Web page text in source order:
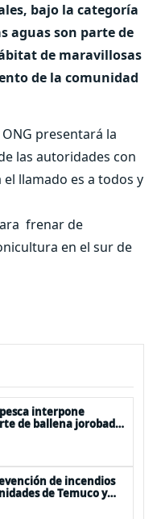
bajo la categoría
aguas son parte de
de maravillosas
de la comunidad
presentará la
las autoridades con
llamado es a todos y
frenar de
en el sur de
interpone
de ballena jorobada
de incendios
de Temuco y